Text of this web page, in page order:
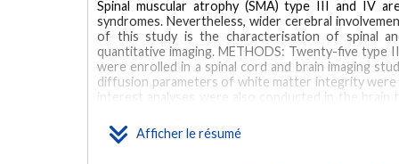
Afficher le résumé
Spinal muscular atrophy (SMA) type III and IV
syndromes. Nevertheless, wider cerebral
of this study is the characterisation of spinal
quantitative imaging. METHODS: Twenty-five type
were enrolled in a spinal cord and brain imaging
diffusion parameters of white matter integrity were
interest analyses were also conducted in the
vertebral levels. In the brain, increased grey
patients. No white matter pathology was